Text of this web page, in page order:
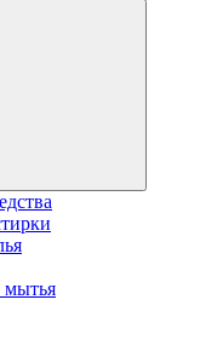
мытья